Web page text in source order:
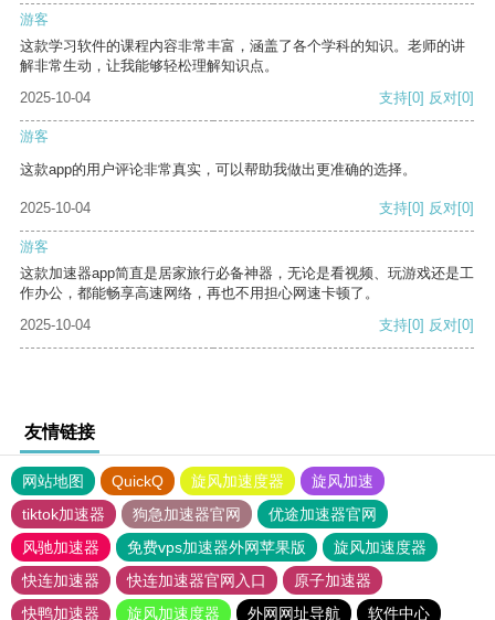
游客
这款学习软件的课程内容非常丰富，涵盖了各个学科的知识。老师的讲
解非常生动，让我能够轻松理解知识点。
2025-10-04
支持[0] 反对[0]
游客
这款app的用户评论非常真实，可以帮助我做出更准确的选择。
2025-10-04 支持[0] 反对[0]
游客
这款加速器app简直是居家旅行必备神器，无论是看视频、玩游戏还是工
作办公，都能畅享高速网络，再也不用担心网速卡顿了。
2025-10-04
支持[0] 反对[0]
友情链接
网站地图 QuickQ 旋风加速度器
旋风加速
tiktok加速器
狗急加速器官网
优途加速器官网
风驰加速器
免费vps加速器外网苹果版
旋风加速度器
快连加速器
快连加速器官网入口
原子加速器
快鸭加速器
旋风加速度器 外网网址导航 软件中心